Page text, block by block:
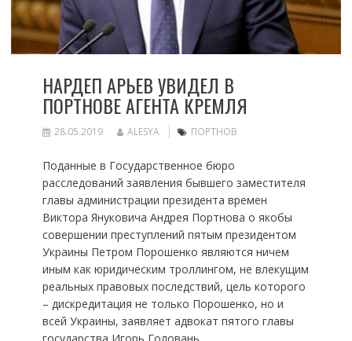
НАРДЕП АРЬЕВ УВИДЕЛ В
ПОРТНОВЕ АГЕНТА КРЕМЛЯ
28.05.2019 ALESYA ПОРТНОВ
Поданные в Государственное бюро
расследований заявления бывшего заместителя
главы администрации президента времен
Виктора Януковича Андрея Портнова о якобы
совершении преступлений пятым президентом
Украины Петром Порошенко являются ничем
иным как юридическим троллингом, не влекущим
реальных правовых последствий, цель которого
– дискредитация не только Порошенко, но и
всей Украины, заявляет адвокат пятого главы